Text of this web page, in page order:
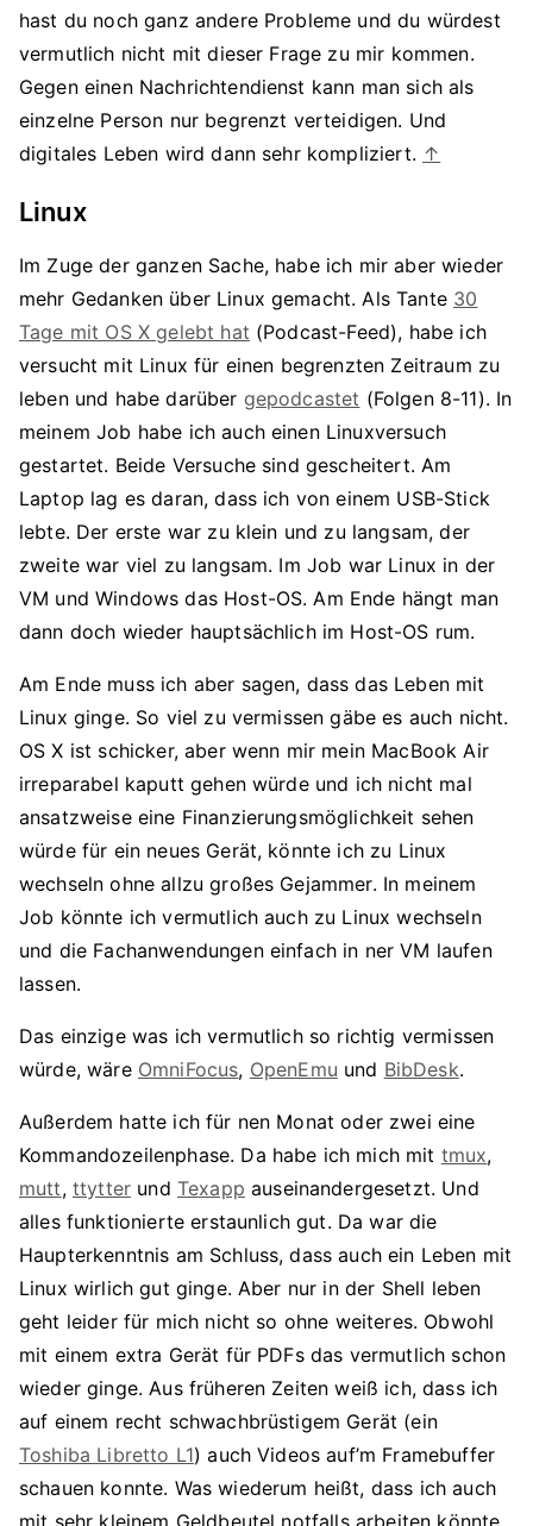
hast du noch ganz andere Probleme und du würdest
vermutlich nicht mit dieser Frage zu mir kommen.
Gegen einen Nachrichtendienst kann man sich als
einzelne Person nur begrenzt verteidigen. Und
digitales Leben wird dann sehr kompliziert. ↑
Linux
Im Zuge der ganzen Sache, habe ich mir aber wieder
mehr Gedanken über Linux gemacht. Als Tante 30
Tage mit OS X gelebt hat (Podcast-Feed), habe ich
versucht mit Linux für einen begrenzten Zeitraum zu
leben und habe darüber gepodcastet (Folgen 8-11). In
meinem Job habe ich auch einen Linuxversuch
gestartet. Beide Versuche sind gescheitert. Am
Laptop lag es daran, dass ich von einem USB-Stick
lebte. Der erste war zu klein und zu langsam, der
zweite war viel zu langsam. Im Job war Linux in der
VM und Windows das Host-OS. Am Ende hängt man
dann doch wieder hauptsächlich im Host-OS rum.
Am Ende muss ich aber sagen, dass das Leben mit
Linux ginge. So viel zu vermissen gäbe es auch nicht.
OS X ist schicker, aber wenn mir mein MacBook Air
irreparabel kaputt gehen würde und ich nicht mal
ansatzweise eine Finanzierungsmöglichkeit sehen
würde für ein neues Gerät, könnte ich zu Linux
wechseln ohne allzu großes Gejammer. In meinem
Job könnte ich vermutlich auch zu Linux wechseln
und die Fachanwendungen einfach in ner VM laufen
lassen.
Das einzige was ich vermutlich so richtig vermissen
würde, wäre OmniFocus, OpenEmu und BibDesk.
Außerdem hatte ich für nen Monat oder zwei eine
Kommandozeilenphase. Da habe ich mich mit tmux,
mutt, ttytter und Texapp auseinandergesetzt. Und
alles funktionierte erstaunlich gut. Da war die
Haupterkenntnis am Schluss, dass auch ein Leben mit
Linux wirlich gut ginge. Aber nur in der Shell leben
geht leider für mich nicht so ohne weiteres. Obwohl
mit einem extra Gerät für PDFs das vermutlich schon
wieder ginge. Aus früheren Zeiten weiß ich, dass ich
auf einem recht schwachbrüstigem Gerät (ein
Toshiba Libretto L1) auch Videos auf’m Framebuffer
schauen konnte. Was wiederum heißt, dass ich auch
mit sehr kleinem Geldbeutel notfalls arbeiten könnte